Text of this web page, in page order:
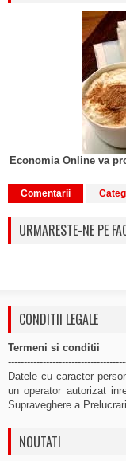
Economia Online va
Comentarii
URMARESTE-NE PE
CONDITII LEGALE
Termeni si conditii
Datele cu caracter
un operator autorizat
Supraveghere a
NOUTATI